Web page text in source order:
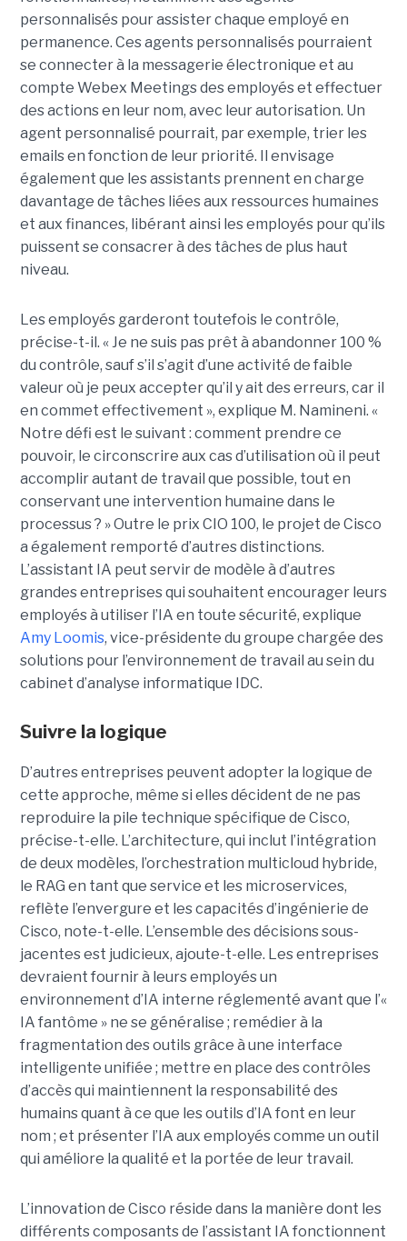
personnalisés pour assister chaque employé en
permanence. Ces agents personnalisés pourraient
se connecter à la messagerie électronique et au
compte Webex Meetings des employés et effectuer
des actions en leur nom, avec leur autorisation. Un
agent personnalisé pourrait, par exemple, trier les
emails en fonction de leur priorité. Il envisage
également que les assistants prennent en charge
davantage de tâches liées aux ressources humaines
et aux finances, libérant ainsi les employés pour qu’ils
puissent se consacrer à des tâches de plus haut
niveau.
Les employés garderont toutefois le contrôle,
précise-t-il. « Je ne suis pas prêt à abandonner 100 %
du contrôle, sauf s’il s’agit d’une activité de faible
valeur où je peux accepter qu’il y ait des erreurs, car il
en commet effectivement », explique M. Namineni. «
Notre défi est le suivant : comment prendre ce
pouvoir, le circonscrire aux cas d’utilisation où il peut
accomplir autant de travail que possible, tout en
conservant une intervention humaine dans le
processus ? »Outre le prix CIO 100, le projet de Cisco
a également remporté d’autres distinctions.
L’assistant IA peut servir de modèle à d’autres
grandes entreprises qui souhaitent encourager leurs
employés à utiliser l’IA en toute sécurité, explique
Amy Loomis, vice-présidente du groupe chargée des
solutions pour l’environnement de travail au sein du
cabinet d’analyse informatique IDC.
Suivre la logique
D’autres entreprises peuvent adopter la logique de
cette approche, même si elles décident de ne pas
reproduire la pile technique spécifique de Cisco,
précise-t-elle. L’architecture, qui inclut l’intégration
de deux modèles, l’orchestration multicloud hybride,
le RAG en tant que service et les microservices,
reflète l’envergure et les capacités d’ingénierie de
Cisco, note-t-elle. L’ensemble des décisions sous-
jacentes est judicieux, ajoute-t-elle. Les entreprises
devraient fournir à leurs employés un
environnement d’IA interne réglementé avant que l’«
IA fantôme » ne se généralise ; remédier à la
fragmentation des outils grâce à une interface
intelligente unifiée ; mettre en place des contrôles
d’accès qui maintiennent la responsabilité des
humains quant à ce que les outils d’IA font en leur
nom ; et présenter l’IA aux employés comme un outil
qui améliore la qualité et la portée de leur travail.
L’innovation de Cisco réside dans la manière dont les
différents composants de l’assistant IA fonctionnent